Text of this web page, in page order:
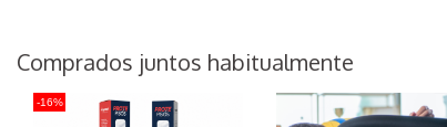
Comprados juntos habitualmente
-16%